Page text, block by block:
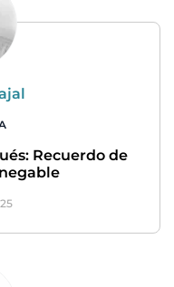
Recuerdo de